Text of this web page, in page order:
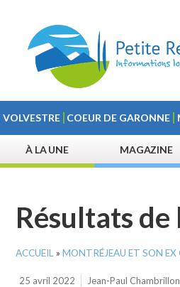
VOLVESTRE COEUR DE GARONNE
À LA UNE MAGAZINE
Résultats
ACCUEIL » MONTRÉJEAU ET SON EX
25 avril 2022 Jean-Paul Chambrillon